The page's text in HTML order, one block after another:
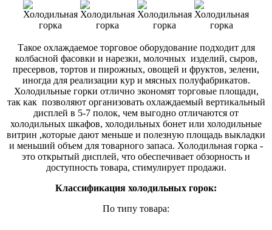
Такое охлаждаемое торговое оборудование подходит для
колбасной фасовки и нарезки, молочных изделий, сыров,
пресервов, тортов и пирожных, овощей и фруктов, зелени,
иногда для реализации кур и мясных полуфабрикатов.
Холодильные горки отлично экономят торговые площади,
так как позволяют организовать охлаждаемый вертикальный
дисплей в 5-7 полок, чем выгодно отличаются от
холодильных шкафов, холодильных бонет или холодильные
витрин ,которые дают меньше и полезную площадь выкладки
и меньший объем для товарного запаса. Холодильная горка -
это открытый дисплей, что обеспечивает обзорность и
доступность товара, стимулирует продажи.
Классификация холодильных горок:
По типу товара: